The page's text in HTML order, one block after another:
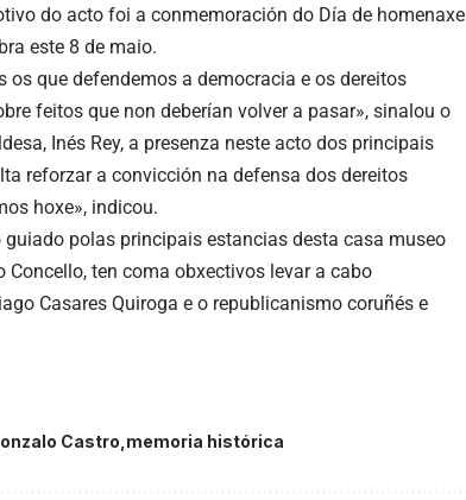
do acto foi a conmemoración do Día de homenaxe
este 8 de maio.
os que defendemos a democracia e os dereitos
feitos que non deberían volver a pasar», sinalou o
Inés Rey, a presenza neste acto dos principais
reforzar a convicción na defensa dos dereitos
hoxe», indicou.
polas principais estancias desta casa museo
ten coma obxectivos levar a cabo
Casares Quiroga e o republicanismo coruñés e
Castro memoria histórica